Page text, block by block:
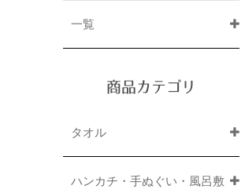
一覧
商品カテゴリ
タオル
ハンカチ・手ぬぐい・風呂敷